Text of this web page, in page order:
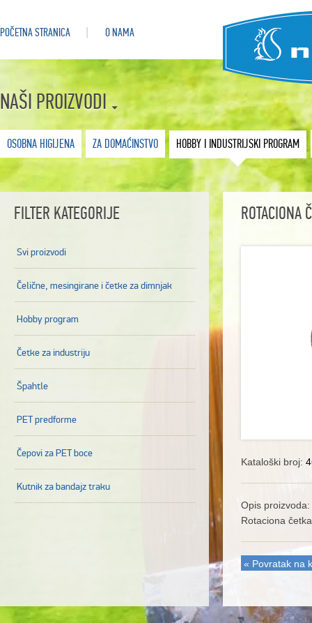
POČETNA STRANICA O NAMA
NAŠI PROIZVODI
OSOBNA HIGIJENA ZA DOMAĆINSTVO HOBBY I INDUSTRIJSKI PROGRAM
FILTER KATEGORIJE
Svi proizvodi
Čelične, mesingirane i četke za dimnjak
Hobby program
Četke za industriju
Špahtle
PET predforme
Čepovi za PET boce
Kutnik za bandajz traku
ROTACIONA
Kataloški broj:
Opis proizvoda:
Rotaciona četka
« Povratak na